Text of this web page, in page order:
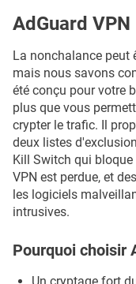
AdGuard VPN
La nonchalance peut
mais nous savons
été conçu pour votre
plus que vous
crypter le trafic. Il
deux listes
Kill Switch qui
VPN est perdue, et
les logiciels
intrusives.
Pourquoi choisir